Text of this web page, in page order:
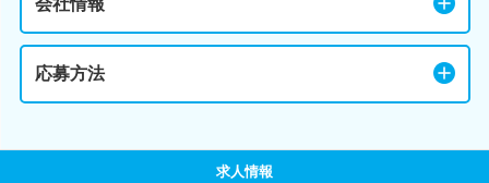
応募方法
求人情報